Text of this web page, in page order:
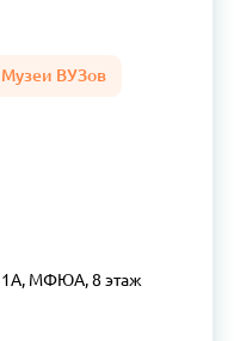
Музеи ВУЗов
1А, МФЮА, 8 этаж